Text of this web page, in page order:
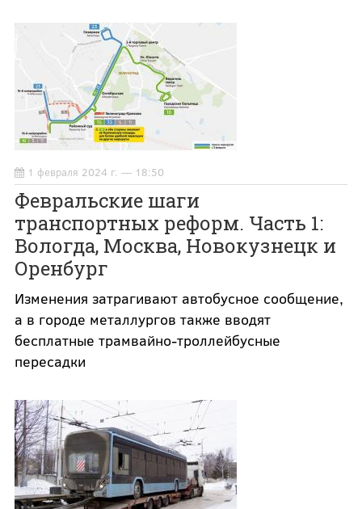
1 февраля 2024 г. — 18:50
Февральские шаги
транспортных реформ. Часть 1:
Вологда, Москва, Новокузнецк и
Оренбург
Изменения затрагивают автобусное сообщение,
а в городе металлургов также вводят
бесплатные трамвайно-троллейбусные
пересадки